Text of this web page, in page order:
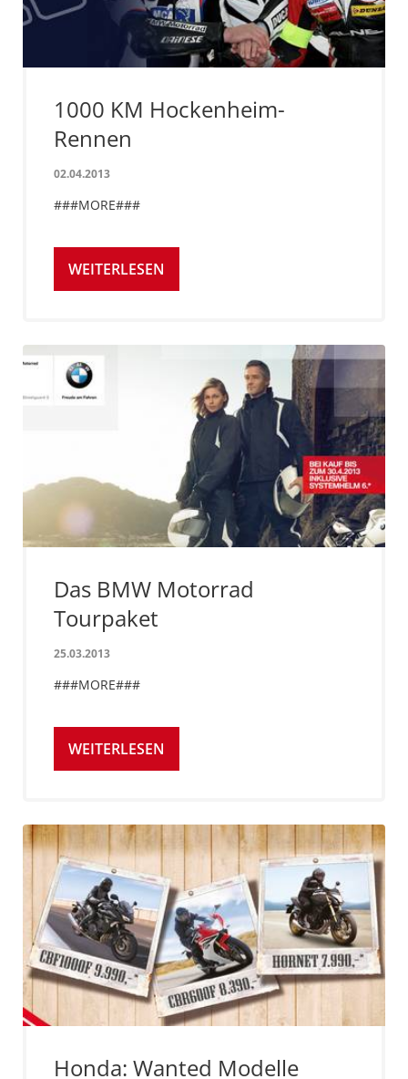
1000 KM Hockenheim-
Rennen
02.04.2013
###MORE###
WEITERLESEN
Das BMW Motorrad
Tourpaket
25.03.2013
###MORE###
WEITERLESEN
Honda: Wanted Modelle